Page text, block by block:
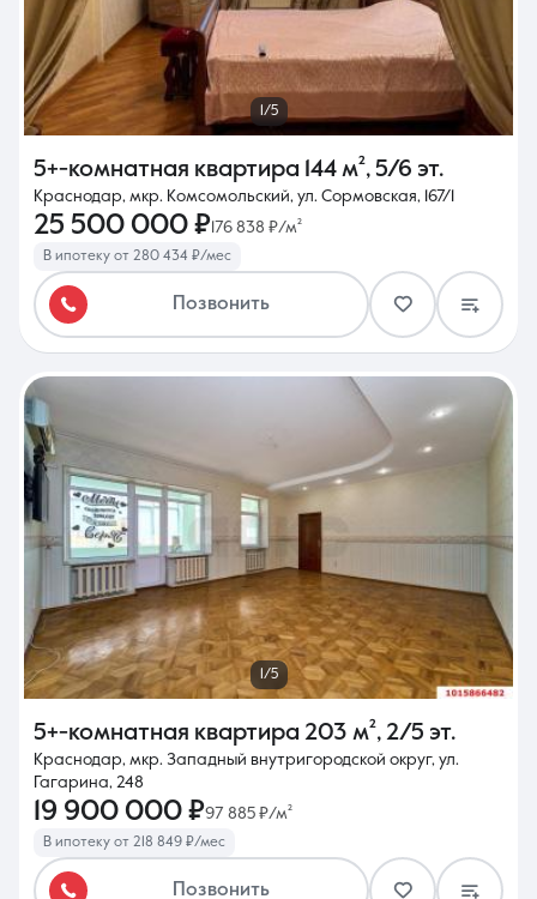
1/5
5+-комнатная квартира 144 м², 5/6 эт.
Краснодар, мкр. Комсомольский, ул. Сормовская, 167/1
25 500 000 ₽176 838 ₽/м²
В ипотеку от 280 434 ₽/мес
Позвонить
1/5
5+-комнатная квартира 203 м², 2/5 эт.
Краснодар, мкр. Западный внутригородской округ, ул.
Гагарина, 248
19 900 000 ₽97 885 ₽/м²
В ипотеку от 218 849 ₽/мес
Позвонить